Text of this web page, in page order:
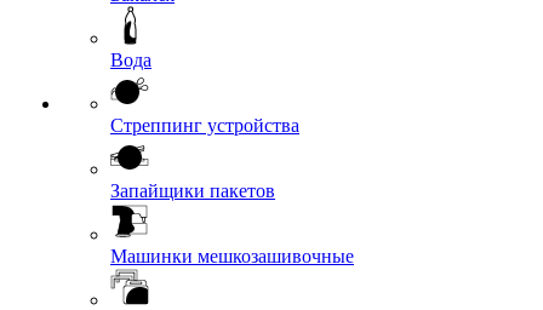
Вода
Стреппинг устройства
Запайщики пакетов
Машинки мешкозашивочные